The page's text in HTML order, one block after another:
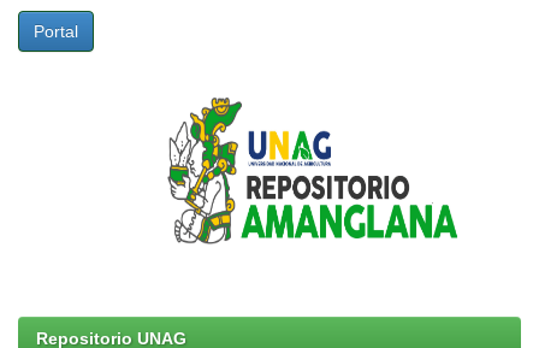
Portal
Repositorio UNAG